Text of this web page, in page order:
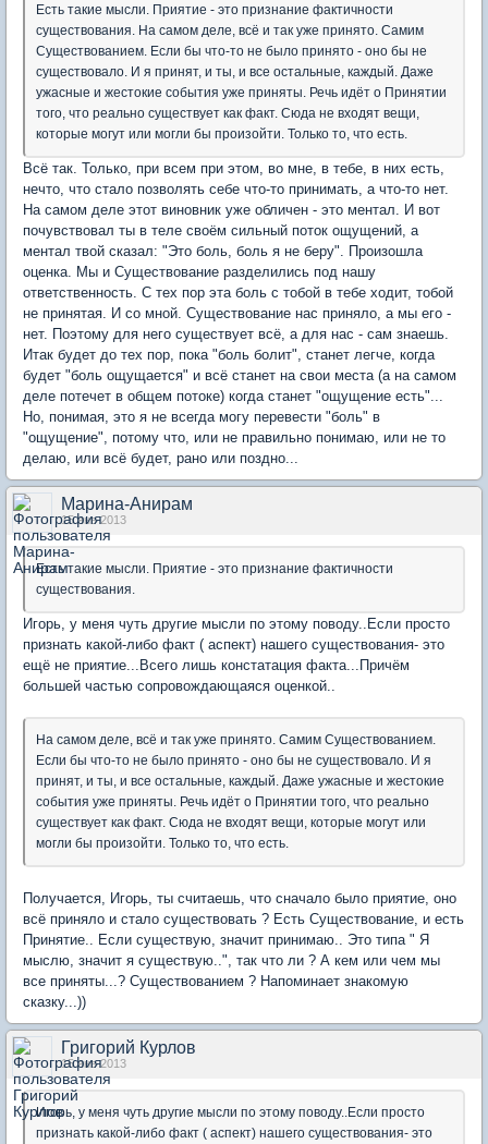
Есть такие мысли. Приятие - это признание фактичности
существования. На самом деле, всё и так уже принято. Самим
Существованием. Если бы что-то не было принято - оно бы не
существовало. И я принят, и ты, и все остальные, каждый. Даже
ужасные и жестокие события уже приняты. Речь идёт о Принятии
того, что реально существует как факт. Сюда не входят вещи,
которые могут или могли бы произойти. Только то, что есть.
Всё так. Только, при всем при этом, во мне, в тебе, в них есть,
нечто, что стало позволять себе что-то принимать, а что-то нет.
На самом деле этот виновник уже обличен - это ментал. И вот
почувствовал ты в теле своём сильный поток ощущений, а
ментал твой сказал: "Это боль, боль я не беру". Произошла
оценка. Мы и Существование разделились под нашу
ответственность. С тех пор эта боль с тобой в тебе ходит, тобой
не принятая. И со мной. Существование нас приняло, а мы его -
нет. Поэтому для него существует всё, а для нас - сам знаешь.
Итак будет до тех пор, пока "боль болит", станет легче, когда
будет "боль ощущается" и всё станет на свои места (а на самом
деле потечет в общем потоке) когда станет "ощущение есть"...
Но, понимая, это я не всегда могу перевести "боль" в
"ощущение", потому что, или не правильно понимаю, или не то
делаю, или всё будет, рано или поздно...
Марина-Анирам
15 янв 2013
Есть такие мысли. Приятие - это признание фактичности
существования.
Игорь, у меня чуть другие мысли по этому поводу..Если просто
признать какой-либо факт ( аспект) нашего существования- это
ещё не приятие...Всего лишь констатация факта...Причём
большей частью сопровождающаяся оценкой..
На самом деле, всё и так уже принято. Самим Существованием.
Если бы что-то не было принято - оно бы не существовало. И я
принят, и ты, и все остальные, каждый. Даже ужасные и жестокие
события уже приняты. Речь идёт о Принятии того, что реально
существует как факт. Сюда не входят вещи, которые могут или
могли бы произойти. Только то, что есть.
Получается, Игорь, ты считаешь, что сначало было приятие, оно
всё приняло и стало существовать ? Есть Существование, и есть
Принятие.. Если существую, значит принимаю.. Это типа " Я
мыслю, значит я существую..", так что ли ? А кем или чем мы
все приняты...? Существованием ? Напоминает знакомую
сказку...))
Григорий Курлов
15 янв 2013
Игорь, у меня чуть другие мысли по этому поводу..Если просто
признать какой-либо факт ( аспект) нашего существования- это